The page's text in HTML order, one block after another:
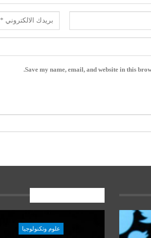
Save my name, email, and website in this
علوم وتكنولوجيا